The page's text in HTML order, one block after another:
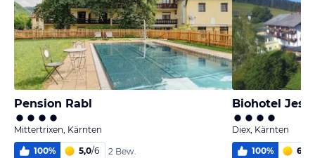
Pension Rabl
Mittertrixen, Kärnten
100% 5,0/6 2 Bew.
Biohotel
Diex, Kärnten
100% 6,0